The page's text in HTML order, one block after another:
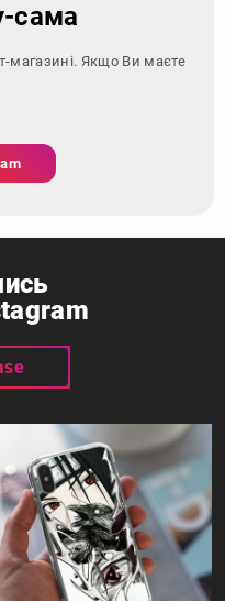
сама
магазині. Якщо Ви маєте